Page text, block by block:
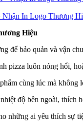
Nhận In Logo Thương
Hiệu
để bảo quản và vận
pizza luôn nóng hổi,
cùng lúc mà không
độ bên ngoài, thích
những ai yêu thích sự